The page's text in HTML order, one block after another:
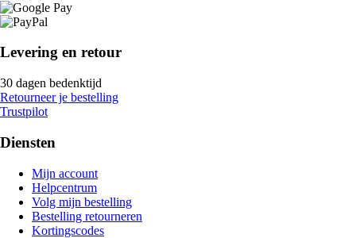
Levering en retour
30 dagen bedenktijd
Retourneer je bestelling
Trustpilot
Diensten
Mijn account
Helpcentrum
Volg mijn bestelling
Bestelling retourneren
Kortingscodes